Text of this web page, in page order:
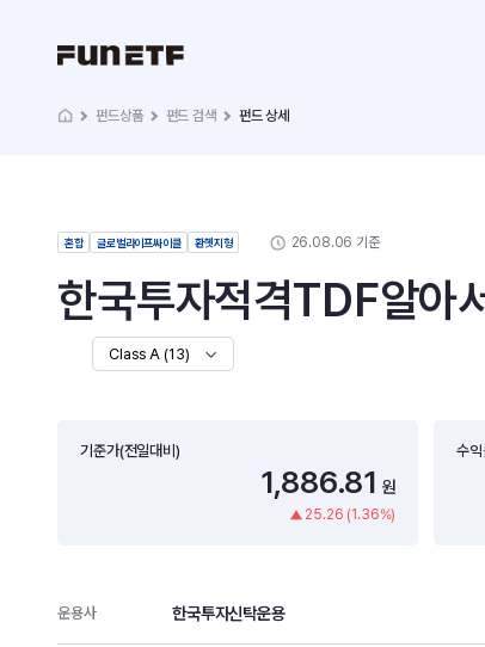
펀드상품 펀드 검색 펀드 상세
혼합 글로벌라이프싸이클 환헷지형 26.08.06 기준
한국투자적격TDF알
Class A (13)
기준가(전일대비)
1,886.81 원
25.26 (1.36%)
수
운용사 한국투자신탁운용